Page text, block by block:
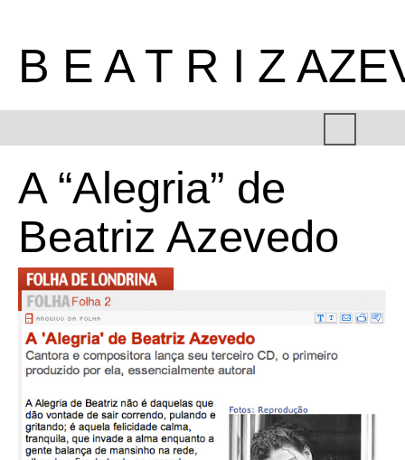
B E A T R I Z
A “Alegria” de
Beatriz Azevedo